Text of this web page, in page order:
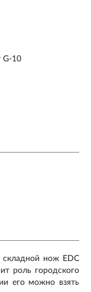
G-10
нож EDC
роль городского
его можно взять